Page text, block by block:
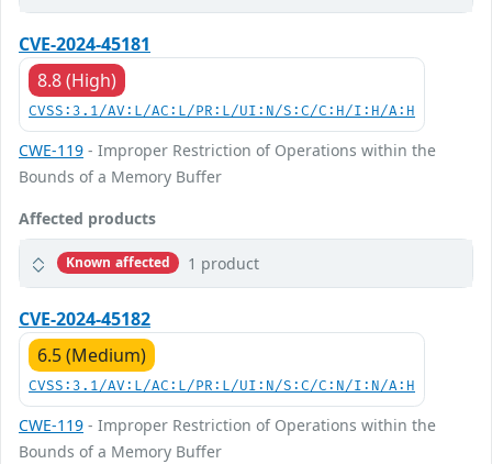
CVE-2024-45181
8.8 (High)
CVSS:3.1/AV:L/AC:L/PR:L/UI:N/S:C/C:H/I:H/A:H
CWE-119 - Improper Restriction of Operations within the
Bounds of a Memory Buffer
Affected products
Known affected 1 product
CVE-2024-45182
6.5 (Medium)
CVSS:3.1/AV:L/AC:L/PR:L/UI:N/S:C/C:N/I:N/A:H
CWE-119 - Improper Restriction of Operations within the
Bounds of a Memory Buffer